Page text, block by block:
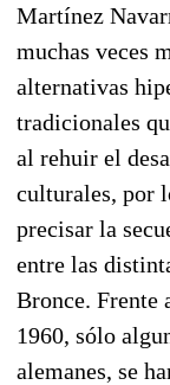
Martínez
muchas veces
alternativas
tradicionales
al rehuir el
culturales, por
precisar la
entre las
Bronce. Frente
1960, sólo
alemanes, se